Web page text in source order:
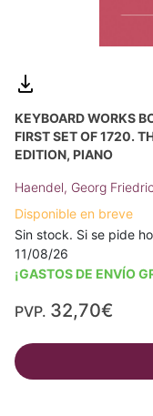
KEYBOARD WORKS
FIRST SET OF 1720.
EDITION, PIANO
Haendel, Georg
Disponible en breve
Sin stock. Si se pide
11/08/26
¡GASTOS DE ENVÍO
PVP. 32,70€